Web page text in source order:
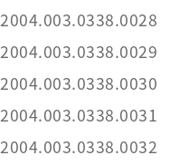
2004.003.0338.0028
2004.003.0338.0029
2004.003.0338.0030
2004.003.0338.0031
2004.003.0338.0032